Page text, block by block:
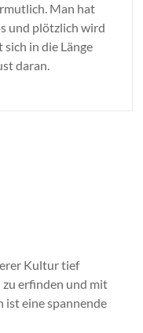
Man hat
und plötzlich wird
sich in die Länge
daran.
Kultur tief
zu erfinden und mit
ist eine spannende